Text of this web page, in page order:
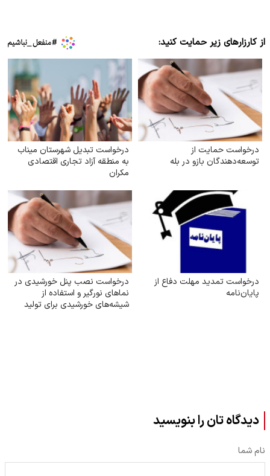
از کارزارهای زیر حمایت کنید:
درخواست حمایت از
توسعه‌دهندگان بازو در بله
درخواست تبدیل شهرستان میناب
به منطقه آزاد تجاری اقتصادی
مکران
درخواست تمدید مهلت دفاع از
پایان‌نامه
درخواست نصب پنل خورشیدی در
نماهای نورگیر و استفاده از
شیشه‌های خورشیدی برای تولید
دیدگاه تان را بنویسید
نام شما